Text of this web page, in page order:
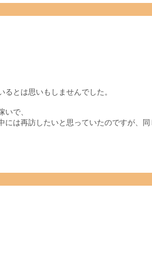
とは思いもしませんでした。
で、
には再訪したいと思っていたのですが、